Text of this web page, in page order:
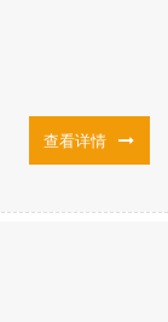
查看详情